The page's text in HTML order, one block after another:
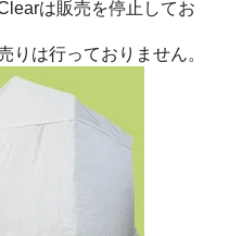
は販売を停止してお
りは行っておりません。